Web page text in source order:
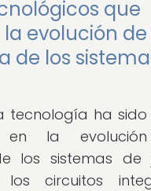
que
evolución de
de los
tecnología ha
en la
los sistemas de
los circuitos